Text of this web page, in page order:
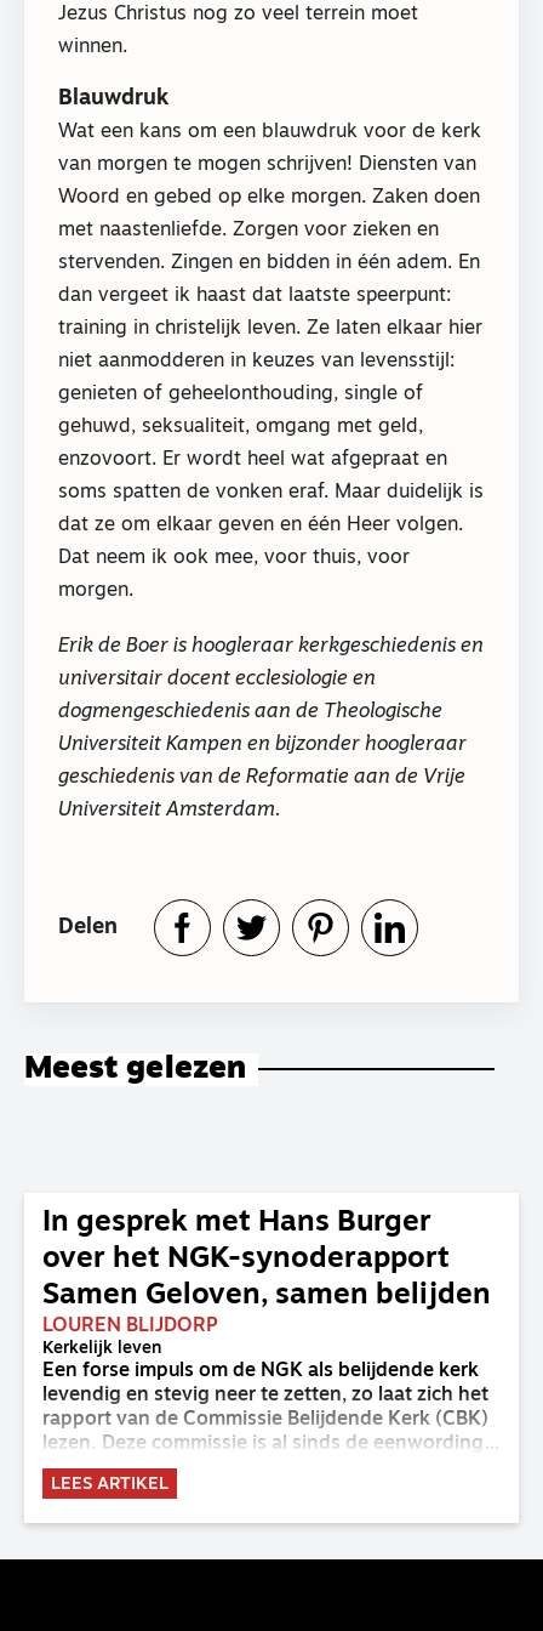
Jezus Christus nog zo veel terrein moet
winnen.
Blauwdruk
Wat een kans om een blauwdruk voor de kerk
van morgen te mogen schrijven! Diensten van
Woord en gebed op elke morgen. Zaken doen
met naastenliefde. Zorgen voor zieken en
stervenden. Zingen en bidden in één adem. En
dan vergeet ik haast dat laatste speerpunt:
training in christelijk leven. Ze laten elkaar hier
niet aanmodderen in keuzes van levensstijl:
genieten of geheelonthouding, single of
gehuwd, seksualiteit, omgang met geld,
enzovoort. Er wordt heel wat afgepraat en
soms spatten de vonken eraf. Maar duidelijk is
dat ze om elkaar geven en één Heer volgen.
Dat neem ik ook mee, voor thuis, voor
morgen.
Erik de Boer is hoogleraar kerkgeschiedenis en
universitair docent ecclesiologie en
dogmengeschiedenis aan de Theologische
Universiteit Kampen en bijzonder hoogleraar
geschiedenis van de Reformatie aan de Vrije
Universiteit Amsterdam.
Delen
Meest gelezen
In gesprek met Hans Burger
over het NGK-synoderapport
Samen Geloven, samen belijden
LOUREN BLIJDORP
Kerkelijk leven
Een forse impuls om de NGK als belijdende kerk
levendig en stevig neer te zetten, zo laat zich het
rapport van de Commissie Belijdende Kerk (CBK)
lezen. Deze commissie is al sinds de eenwording
van de GKv en NGK actief en kreeg van de
synode van Deventer in 2023 de opdracht om
belijdenis en bij te dragen aan de verlevendiging
LEES ARTIKEL